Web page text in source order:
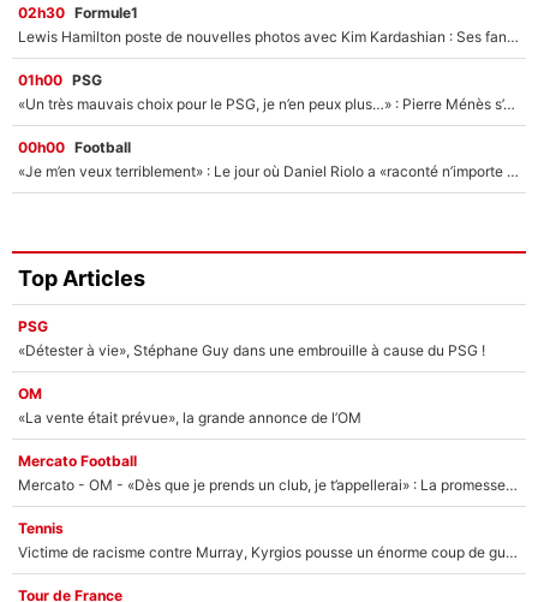
02h30 Formule1
Lewis Hamilton poste de nouvelles photos avec Kim Kardashian : Ses fans le voient déjà redevenir champion du monde de F1 grâce à elle !
01h00 PSG
«Un très mauvais choix pour le PSG, je n’en peux plus…» : Pierre Ménès s’est complètement trompé avec Luis Enrique et ces déclarations le prouvent !
00h00 Football
«Je m’en veux terriblement» : Le jour où Daniel Riolo a «raconté n’importe quoi» dans l'After Foot !
Top Articles
PSG
«Détester à vie», Stéphane Guy dans une embrouille à cause du PSG !
OM
«La vente était prévue», la grande annonce de l’OM
Mercato Football
Mercato - OM - «Dès que je prends un club, je t’appellerai» : La promesse de Marcelino au moment de claquer la porte
Tennis
Victime de racisme contre Murray, Kyrgios pousse un énorme coup de gueule !
Tour de France